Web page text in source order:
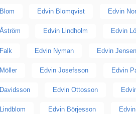
Edvin Blomqvist Edvin
Edvin Lindholm Edvin
Edvin Nyman Edvin Jensen
Edvin Josefsson Edvin
Edvin Ottosson
Edvin Börjesson